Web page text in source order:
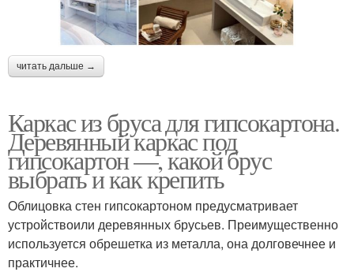
читать дальше →
Каркас из бруса для гипсокартона.
Деревянный каркас под
гипсокартон —, какой брус
выбрать и как крепить
Облицовка стен гипсокартоном предусматривает
устройствоили деревянных брусьев. Преимущественно
используется обрешетка из металла, она долговечнее и
практичнее.